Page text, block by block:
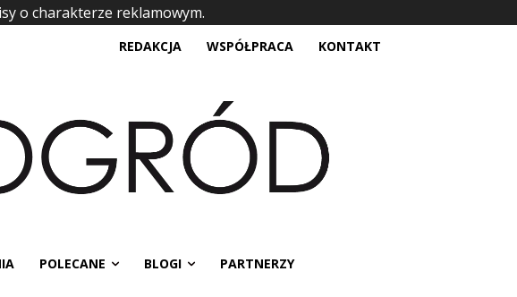
o charakterze reklamowym.
REDAKCJA WSPÓŁPRACA KONTAKT
POLECANE BLOGI PARTNERZY